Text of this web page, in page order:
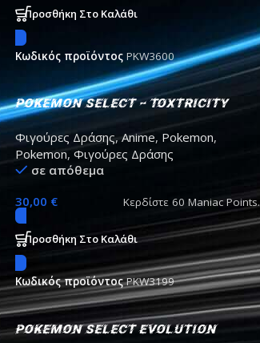
Προσθήκη Στο Καλάθι
Κωδικός προϊόντος PKW3600
Pokemon Select – Toxtricity
Action Figure 17cm
Φιγούρες Δράσης, Anime, Pokemon,
Pokemon, Φιγούρες Δράσης
σε απόθεμα
30,00 € Κερδίστε 60 Maniac Points.
Προσθήκη Στο Καλάθι
Κωδικός προϊόντοςPKW3199
Pokemon select Evolution